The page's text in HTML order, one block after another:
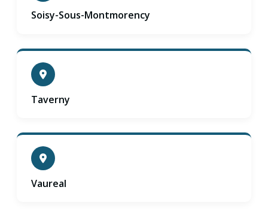
Soisy-Sous-Montmorency
Taverny
Vaureal